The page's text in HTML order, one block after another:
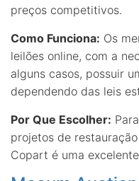
preços competitivos.
Como Funciona: Os
leilões online, com a
alguns casos, possuir
dependendo das leis
Por Que Escolher:
projetos de
Copart é uma